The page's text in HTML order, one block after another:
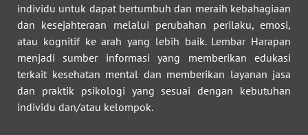
individu untuk dapat bertumbuh dan meraih kebahagiaan
dan kesejahteraan melalui perubahan perilaku, emosi,
atau kognitif ke arah yang lebih baik. Lembar Harapan
menjadi sumber informasi yang memberikan edukasi
terkait kesehatan mental dan memberikan layanan jasa
dan praktik psikologi yang sesuai dengan kebutuhan
individu dan/atau kelompok.